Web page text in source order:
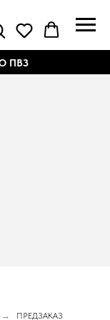
ПВЗ
→ ПРЕДЗАКАЗ